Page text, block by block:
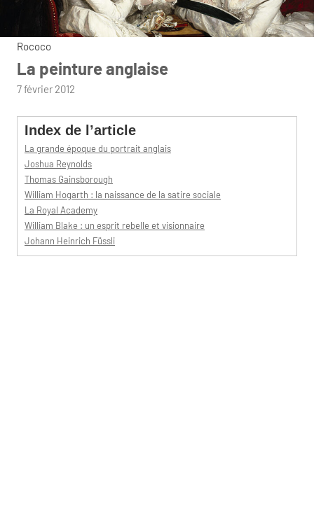
Rococo
La peinture anglaise
par
7 février 2012
Index de l’article
La grande époque du portrait anglais
Joshua Reynolds
Thomas Gainsborough
William Hogarth : la naissance de la satire sociale
La Royal Academy
William Blake : un esprit rebelle et visionnaire
Johann Heinrich Füssli